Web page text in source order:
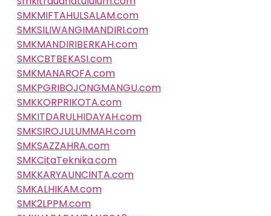
SMKMIFTAHULSALAM.com
SMKSILIWANGIMANDIRI.com
SMKMANDIRIBERKAH.com
SMKCBTBEKASI.com
SMKMANAROFA.com
SMKPGRIBOJONGMANGU.com
SMKKORPRIKOTA.com
SMKITDARULHIDAYAH.com
SMKSIROJULUMMAH.com
SMKSAZZAHRA.com
SMKCitaTeknika.com
SMKKARYAUNCINTA.com
SMKALHIKAM.com
SMK2LPPM.com